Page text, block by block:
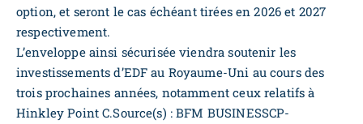
option, et seront le cas échéant tirées en 2026 et 2027
respectivement.
L’enveloppe ainsi sécurisée viendra soutenir les
investissements d’EDF au Royaume-Uni au cours des
trois prochaines années, notamment ceux relatifs à
Hinkley Point C.Source(s) : BFM BUSINESSCP-